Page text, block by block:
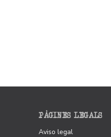
PÀGINES LEGALS
Aviso legal